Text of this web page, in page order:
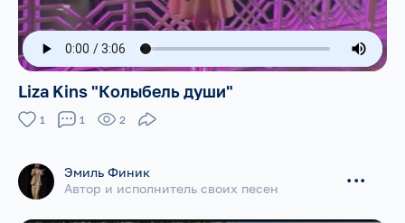
Liza Kins "Колыбель души"
1 1 2
Эмиль Финик
Автор и исполнитель своих песен
...